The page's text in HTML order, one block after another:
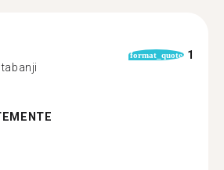
format_quote 1